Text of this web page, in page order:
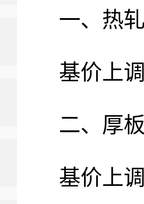
一、热
基价上
二、厚
基价上